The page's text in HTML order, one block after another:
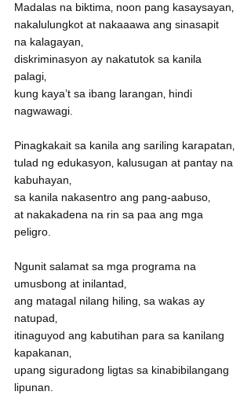
Madalas na biktima‚ noon pang kasaysayan‚
nakalulungkot at nakaaawa ang sinasapit
na kalagayan‚
diskriminasyon ay nakatutok sa kanila
palagi‚
kung kaya’t sa ibang larangan‚ hindi
nagwawagi.
Pinagkakait sa kanila ang sariling karapatan‚
tulad ng edukasyon‚ kalusugan at pantay na
kabuhayan‚
sa kanila nakasentro ang pang-aabuso‚
at nakakadena na rin sa paa ang mga
peligro.
Ngunit salamat sa mga programa na
umusbong at inilantad‚
ang matagal nilang hiling‚ sa wakas ay
natupad‚
itinaguyod ang kabutihan para sa kanilang
kapakanan‚
upang siguradong ligtas sa kinabibilangang
lipunan.